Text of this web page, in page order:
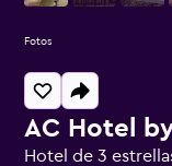
AC Hotel
Hotel de 3
Fotos